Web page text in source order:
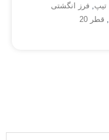
تیپ فرز انگشتی
قطر 20